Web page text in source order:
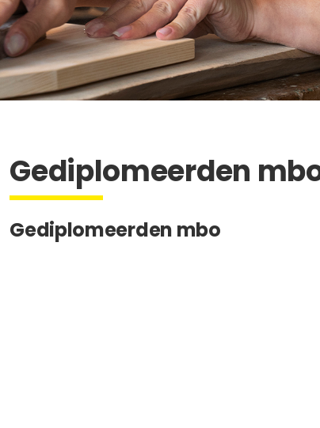
Gediplomeerden
Gediplomeerden mbo